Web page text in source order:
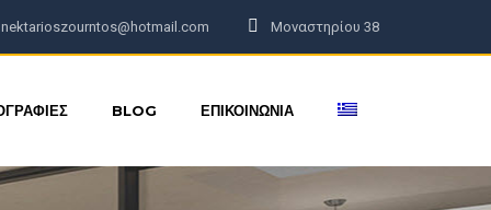
nektarioszourntos@hotmail.com Μοναστηρίου 38
BLOG ΕΠΙΚΟΙΝΩΝΙΑ